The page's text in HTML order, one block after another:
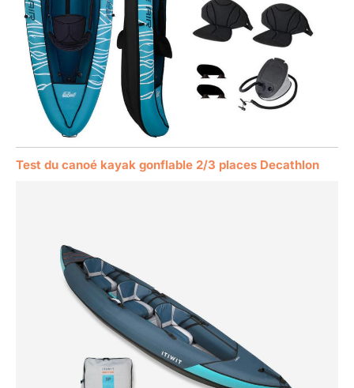
Test du canoé kayak gonflable 2/3 places Decathlon